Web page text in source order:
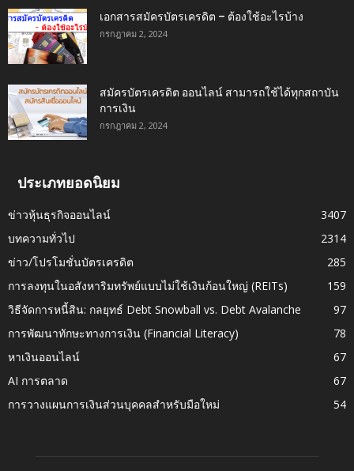
เอกสารสมัครบัตรเครดิต – ต้องใช้อะไรบ้าง
กรกฎาคม 2, 2024
สมัครบัตรเครดิต ออนไลน์ สามารถใช้ได้ทุกสถาบัน
การเงิน
กรกฎาคม 2, 2024
ประเภทยอดนิยม
ข่าวหุ้นธุรกิจออนไลน์
3407
บทความทั่วไป
2314
ข่าว/โปรโมชั่นบัตรเครดิต
285
การลงทุนในอสังหาริมทรัพย์แบบไม่ใช้เงินก้อนใหญ่ (REITs)
159
วิธีจัดการหนี้สิน: กลยุทธ์ Debt Snowball vs. Debt Avalanche
97
การพัฒนาทักษะทางการเงิน (Financial Literacy)
78
หาเงินออนไลน์
67
AI การตลาด
67
การวางแผนการเงินส่วนบุคคลสำหรับมือใหม่
54